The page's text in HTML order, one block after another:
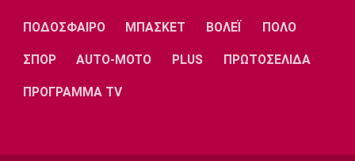
Προτάθηκε στον Ολυμπιακό ο Σέμι Οτζελέγε
Σπορ
Τζαρίδου
ΠΟΔΟΣΦΑΙΡΟ ΜΠΑΣΚΕΤ ΒΟΛΕΪ ΠΟΛΟ
ΣΠΟΡ AUTO-MOTO PLUS ΠΡΩΤΟΣΕΛΙΔΑ
ΠΡΟΓΡΑΜΜΑ TV